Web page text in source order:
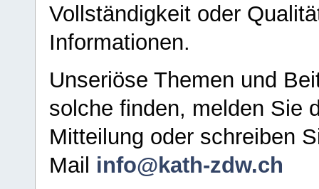
Vollständigkeit oder
Informationen.
Unseriöse Themen und
solche finden, melden Sie
Mitteilung oder schreiben
Mail info@kath-zdw.ch